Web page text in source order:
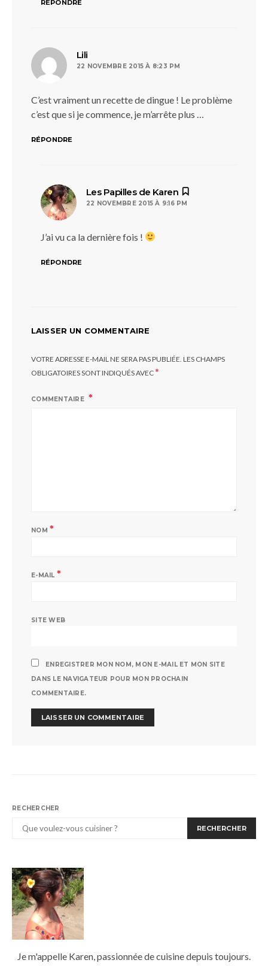
RÉPONDRE
Lili
22 NOVEMBRE 2015 À 8:23 PM
C’est vraiment un recette de dingue ! Le problème
c’est que si je commence, je m’arrête plus …
RÉPONDRE
Les Papilles de Karen
22 NOVEMBRE 2015 À 9:16 PM
J’ai vu ca la dernière fois !
RÉPONDRE
LAISSER UN COMMENTAIRE
VOTRE ADRESSE E-MAIL NE SERA PAS PUBLIÉE. LES CHAMPS
OBLIGATOIRES SONT INDIQUÉS AVEC*
COMMENTAIRE
NOM *
E-MAIL *
SITE WEB
ENREGISTRER MON NOM, MON E-MAIL ET MON SITE
DANS LE NAVIGATEUR POUR MON PROCHAIN
COMMENTAIRE.
RECHERCHER
RECHERCHER
Je m'appelle Karen, passionnée de cuisine depuis toujours.